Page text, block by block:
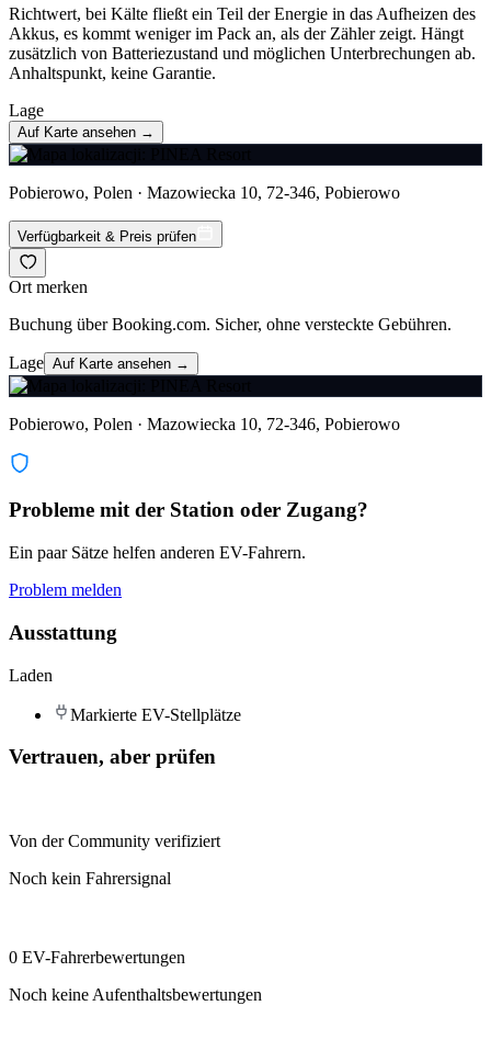
Richtwert, bei Kälte fließt ein Teil der Energie in das Aufheizen des
Akkus, es kommt weniger im Pack an, als der Zähler zeigt. Hängt
zusätzlich von Batteriezustand und möglichen Unterbrechungen ab.
Anhaltspunkt, keine Garantie.
Lage
Auf Karte ansehen →
Pobierowo, Polen · Mazowiecka 10, 72-346, Pobierowo
Verfügbarkeit & Preis prüfen
Ort merken
Buchung über Booking.com. Sicher, ohne versteckte Gebühren.
Lage Auf Karte ansehen →
Pobierowo, Polen · Mazowiecka 10, 72-346, Pobierowo
Probleme mit der Station oder Zugang?
Ein paar Sätze helfen anderen EV-Fahrern.
Problem melden
Ausstattung
Laden
Markierte EV-Stellplätze
Vertrauen, aber prüfen
Von der Community verifiziert
Noch kein Fahrersignal
0 EV-Fahrerbewertungen
Noch keine Aufenthaltsbewertungen